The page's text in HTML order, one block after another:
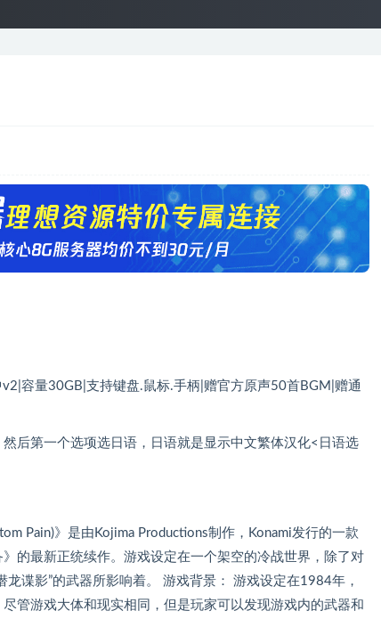
容量30GB|支持键盘.鼠标.手柄|赠官方原声50首BGM|赠通
后第一个选项选日语，日语就是显示中文繁体汉化<日语选
Pain)》是由Kojima Productions制作，Konami发行的一款
的最新正统续作。游戏设定在一个架空的冷战世界，除了对
谍影”的武器所影响着。 游戏背景： 游戏设定在1984年，
管游戏大体和现实相同，但是玩家可以发现游戏内的武器和